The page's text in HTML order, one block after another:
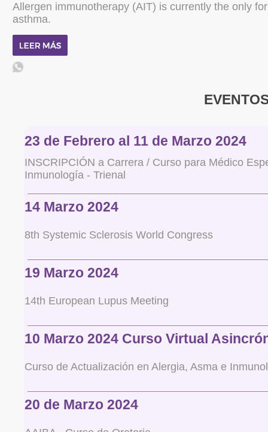
Allergen immunotherapy (AIT) is currently the only
asthma.
23 de Febrero al 11 de Marzo 2024
INSCRIPCIÓN a Carrera / Curso para Médico
Inmunología - Trienal
14 Marzo 2024
8th Systemic Sclerosis World Congress
19 Marzo 2024
14th European Lupus Meeting
10 Marzo 2024 Curso Virtual
Curso de Actualización en Alergia, Asma e
20 de Marzo 2024